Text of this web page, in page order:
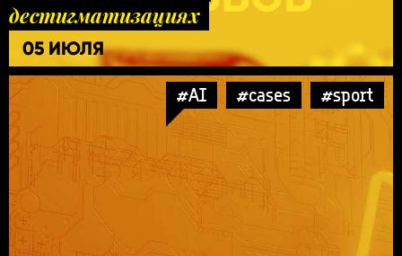
дестигматизациях
05 ИЮЛЯ
#AI #cases #sport